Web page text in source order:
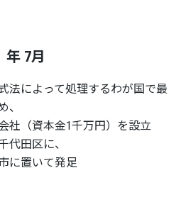
年 7月
法によって処理するわが国で最
、
社（資本金1千万円）を設立
代田区に、
に置いて発足